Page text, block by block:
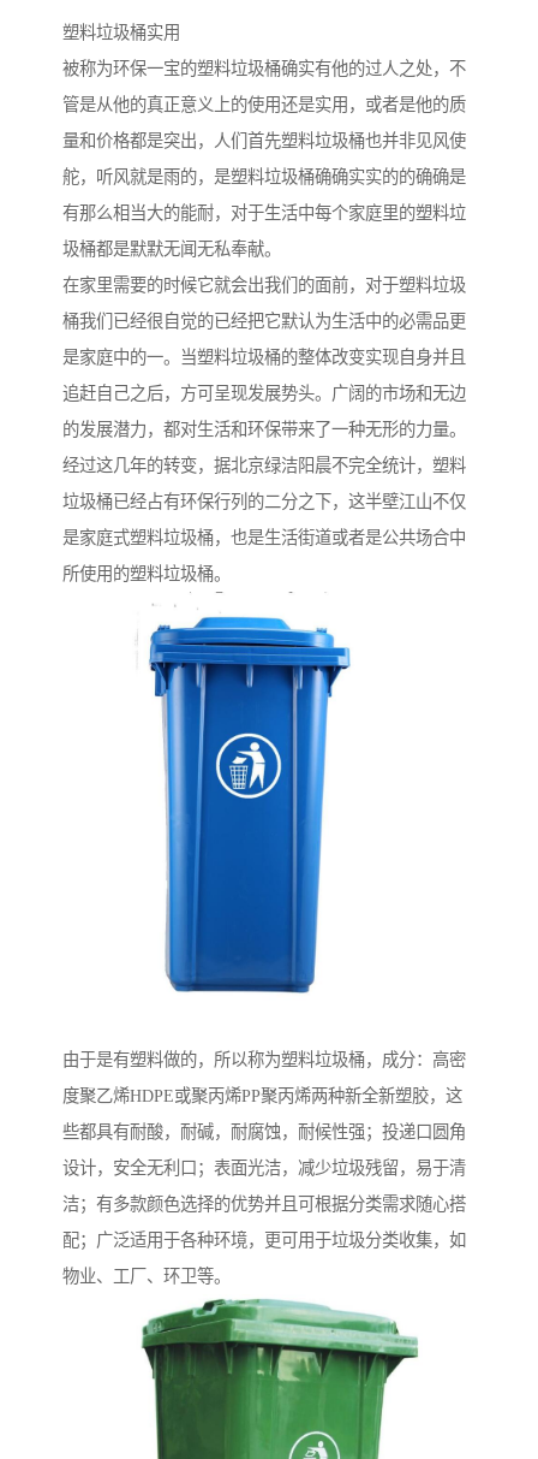
塑料垃圾桶实用
被称为环保一宝的塑料垃圾桶确实有他的过人之处，不
管是从他的真正意义上的使用还是实用，或者是他的质
量和价格都是突出，人们首先塑料垃圾桶也并非见风使
舵，听风就是雨的，是塑料垃圾桶确确实实的的确确是
有那么相当大的能耐，对于生活中每个家庭里的塑料垃
圾桶都是默默无闻无私奉献。
在家里需要的时候它就会出我们的面前，对于塑料垃圾
桶我们已经很自觉的已经把它默认为生活中的必需品更
是家庭中的一。当塑料垃圾桶的整体改变实现自身并且
追赶自己之后，方可呈现发展势头。广阔的市场和无边
的发展潜力，都对生活和环保带来了一种无形的力量。
经过这几年的转变，据北京绿洁阳晨不完全统计，塑料
垃圾桶已经占有环保行列的二分之下，这半壁江山不仅
是家庭式塑料垃圾桶，也是生活街道或者是公共场合中
所使用的塑料垃圾桶。
由于是有塑料做的，所以称为塑料垃圾桶，成分：高密
度聚乙烯HDPE或聚丙烯PP聚丙烯两种新全新塑胶，这
些都具有耐酸，耐碱，耐腐蚀，耐候性强；投递口圆角
设计，安全无利口；表面光洁，减少垃圾残留，易于清
洁；有多款颜色选择的优势并且可根据分类需求随心搭
配；广泛适用于各种环境，更可用于垃圾分类收集，如
物业、工厂、环卫等。